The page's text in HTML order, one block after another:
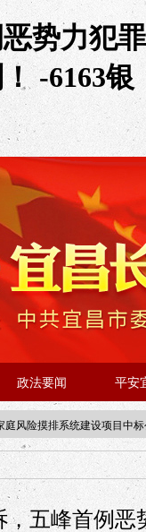
势力犯罪
-6163银
政法要闻 平安
庭风险摸排系统建设项目中
民大学入校工作提醒
，五峰首例恶